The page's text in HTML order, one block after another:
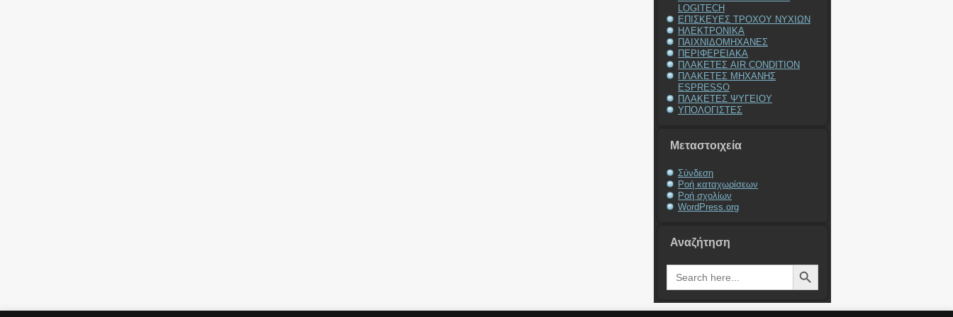
LOGITECH
ΕΠΙΣΚΕΥΕΣ ΤΡΟΧΟΥ ΝΥΧΙΩΝ
ΗΛΕΚΤΡΟΝΙΚΑ
ΠΑΙΧΝΙΔΟΜΗΧΑΝΕΣ
ΠΕΡΙΦΕΡΕΙΑΚΑ
ΠΛΑΚΕΤΕΣ AIR CONDITION
ΠΛΑΚΕΤΕΣ ΜΗΧΑΝΗΣ
ESPRESSO
ΠΛΑΚΕΤΕΣ ΨΥΓΕΙΟΥ
ΥΠΟΛΟΓΙΣΤΕΣ
Μεταστοιχεία
Σύνδεση
Ροή καταχωρίσεων
Ροή σχολίων
WordPress.org
Αναζήτηση
Search
for:
Search Button